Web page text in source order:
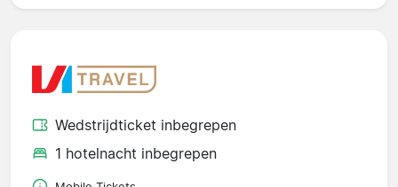
Wedstrijdticket inbegrepen
1 hotelnacht inbegrepen